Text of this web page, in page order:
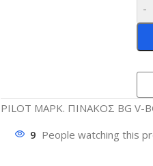
-
PILOT ΜΑΡΚ. ΠΙΝΑΚΟΣ BG V-
9 People watching this